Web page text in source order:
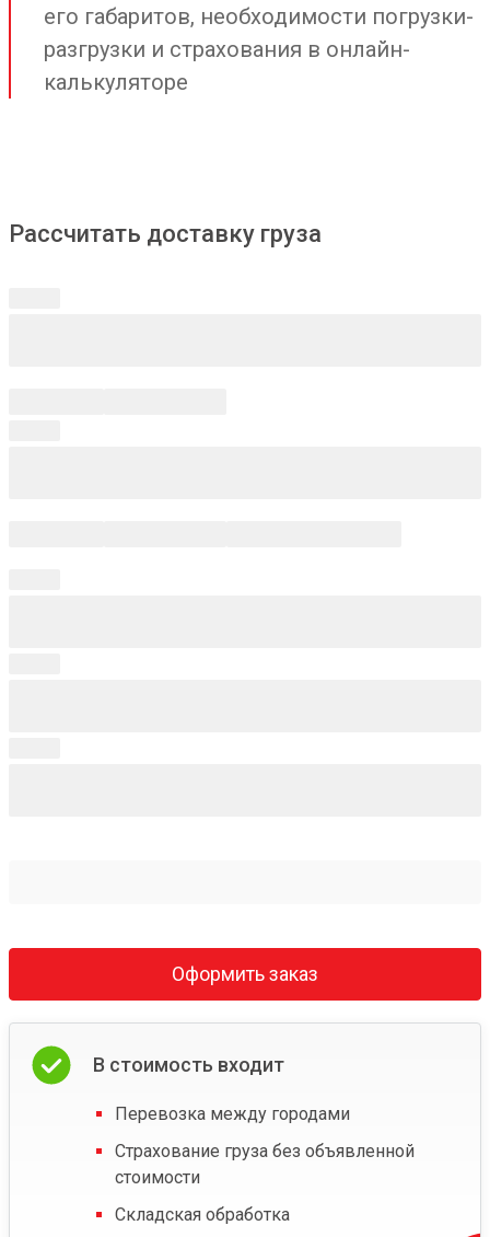
его габаритов, необходимости погрузки-
разгрузки и страхования в онлайн-
калькуляторе
Рассчитать доставку груза
Оформить заказ
В стоимость входит
Перевозка между городами
Страхование груза без объявленной
стоимости
Складская обработка